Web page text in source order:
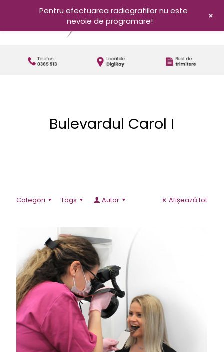
Bulevardul Carol I
Categori Tags Autor Afișează tot
Pentru efectuarea radiografiilor nu este
nevoie de programare!
+